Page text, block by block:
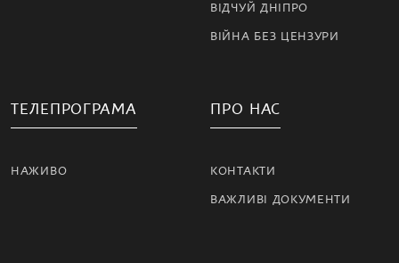
ВІДЧУЙ ДНІПРО
ВІЙНА БЕЗ ЦЕНЗУРИ
ТЕЛЕПРОГРАМА
НАЖИВО
ПРО НАС
КОНТАКТИ
ВАЖЛИВІ ДОКУМЕНТИ